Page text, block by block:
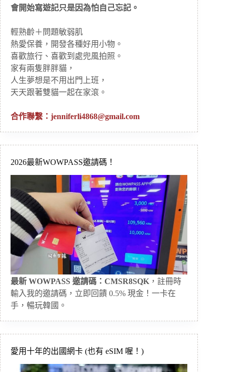
會開始寫遊記只是因為怕自己忘記。
輕熟齡＋問題敏弱肌
熱愛保養，開發各種好用小物。
喜歡旅行、喜歡到處兜風拍照。
家有兩隻胖胖貓，
人生夢想是不用出門上班，
天天跟著雙貓一起在家滾。
合作聯繫： jenniferli4868@gmail.com
2026最新WOWPASS邀請碼！
最新 WOWPASS 邀請碼：CMSR8SQK ，註冊時
輸入我的邀請碼，立即回饋 0.5% 現金！一卡在
手，暢玩韓國。
愛用十年的出國網卡 (也有 eSIM 喔！)